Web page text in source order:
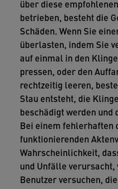
über diese
betrieben, besteht die
Schäden. Wenn Sie
überlasten, indem Sie
auf einmal in den
pressen, oder den
rechtzeitig leeren,
Stau entsteht, die
beschädigt werden
Bei einem fehlerhaften
funktionierenden
Wahrscheinlichkeit,
und Unfälle verursacht,
Benutzer versuchen,